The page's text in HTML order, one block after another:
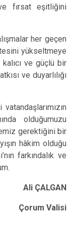
fırsat eşitliğini
her geçen
yükseltmeye
ve güçlü bir
ve duyarlılığı
olduğumuzu
gerektiğini bir
hâkim olduğu
farkındalık ve
Ali ÇALGAN
Çorum Valisi